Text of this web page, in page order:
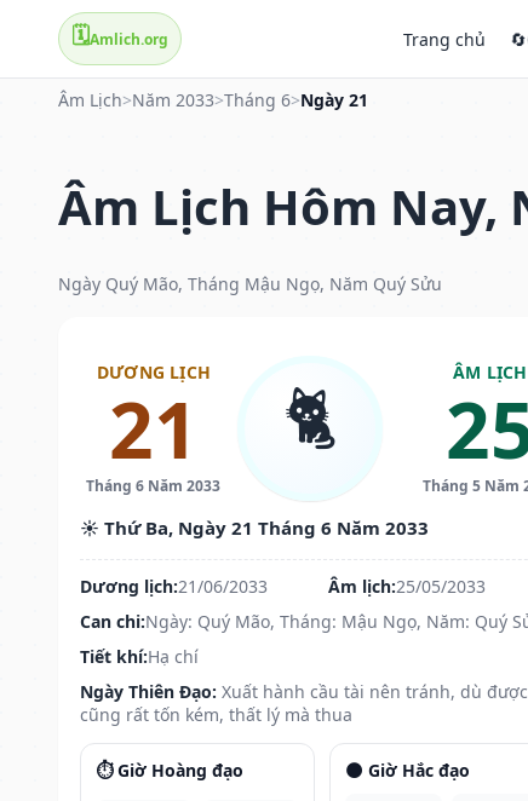
🗓️Amlich.org Trang chủ 🔄
Âm Lịch>Năm 2033>Tháng 6>Ngày 21
Âm Lịch Hôm Nay,
Ngày Quý Mão, Tháng Mậu Ngọ, Năm Quý Sửu
DƯƠNG LỊCH
21
Tháng 6 Năm 2033
🐈 ÂM LỊCH
Tháng 5 Năm
☀️ Thứ Ba, Ngày 21 Tháng 6 Năm 2033
Dương lịch:21/06/2033 Âm lịch:25/05/2033
Can chi:Ngày: Quý Mão, Tháng: Mậu Ngọ, Năm: Quý
Tiết khí:Hạ chí
Ngày Thiên Đạo: Xuất hành cầu tài nên tránh, dù được
cũng rất tốn kém, thất lý mà thua
⏱️ Giờ Hoàng đạo 🌑 Giờ Hắc đạo